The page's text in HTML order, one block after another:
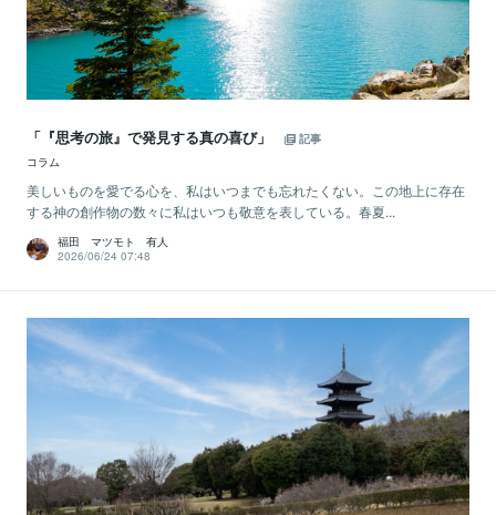
「『思考の旅』で発見する真の喜び」
記事
コラム
美しいものを愛でる心を、私はいつまでも忘れたくない。この地上に存在
する神の創作物の数々に私はいつも敬意を表している。春夏...
福田 マツモト 有人
2026/06/24 07:48